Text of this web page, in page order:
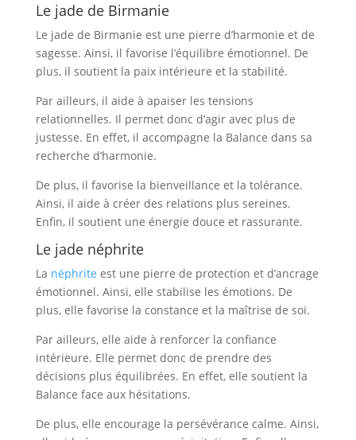
Le jade de Birmanie
Le jade de Birmanie est une pierre d’harmonie et de
sagesse. Ainsi, il favorise l’équilibre émotionnel. De
plus, il soutient la paix intérieure et la stabilité.
Par ailleurs, il aide à apaiser les tensions
relationnelles. Il permet donc d’agir avec plus de
justesse. En effet, il accompagne la Balance dans sa
recherche d’harmonie.
De plus, il favorise la bienveillance et la tolérance.
Ainsi, il aide à créer des relations plus sereines.
Enfin, il soutient une énergie douce et rassurante.
Le jade néphrite
La néphrite est une pierre de protection et d’ancrage
émotionnel. Ainsi, elle stabilise les émotions. De
plus, elle favorise la constance et la maîtrise de soi.
Par ailleurs, elle aide à renforcer la confiance
intérieure. Elle permet donc de prendre des
décisions plus équilibrées. En effet, elle soutient la
Balance face aux hésitations.
De plus, elle encourage la persévérance calme. Ainsi,